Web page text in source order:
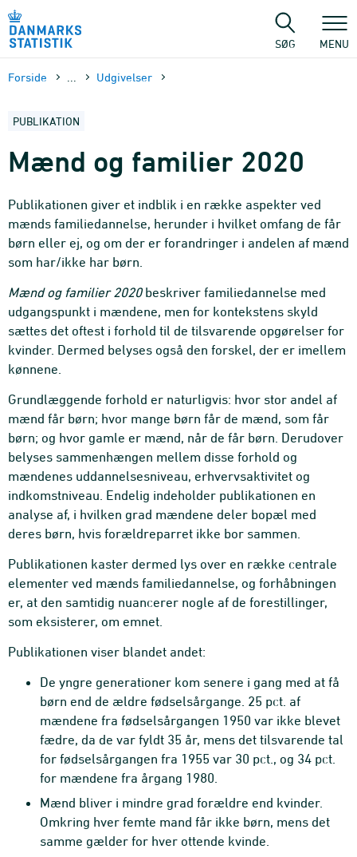
sidens
SØG MENU
Forside Udgivelser
PUBLIKATION
Mænd og familier 2020
Publikationen giver et indblik i en række aspekter ved
mænds familiedannelse, herunder i hvilket omfang de får
børn eller ej, og om der er forandringer i andelen af mænd
som har/ikke har børn.
Mænd og familier 2020beskriver familiedannelse med
udgangspunkt i mændene, men for kontekstens skyld
sættes det oftest i forhold til de tilsvarende opgørelser for
kvinder. Dermed belyses også den forskel, der er imellem
kønnene.
Grundlæggende forhold er naturligvis: hvor stor andel af
mænd får børn; hvor mange børn får de mænd, som får
børn; og hvor gamle er mænd, når de får børn. Derudover
belyses sammenhængen mellem disse forhold og
mændenes uddannelsesniveau, erhvervs­aktivitet og
indkomst­niveau. Endelig indeholder publikationen en
analyse af, i hvilken grad mændene deler bopæl med
deres børn, hvis forældreparret ikke bor sammen.
Publikationen kaster dermed lys over en række centrale
elementer ved mænds familiedannelse, og forhåbningen
er, at den samtidig nuancerer nogle af de fore­stillinger,
som eksisterer, om emnet.
Publikationen viser blandet andet:
De yngre generationer kom senere i gang med at få
børn end de ældre fødselsårgange. 25 pct. af
mændene fra fødselsårgangen 1950 var ikke blevet
fædre, da de var fyldt 35 år, mens det tilsvarende tal
for fødselsårgangen fra 1955 var 30 pct., og 34 pct.
for mændene fra årgang 1980.
Mænd bliver i mindre grad forældre end kvinder.
Omkring hver femte mand får ikke børn, mens det
samme gælder for hver ottende kvinde.